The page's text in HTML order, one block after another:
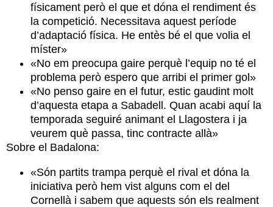
físicament però el que et dóna el rendiment és
la competició. Necessitava aquest període
d’adaptació física. He entès bé el que volia el
míster»
«No em preocupa gaire perquè l’equip no té el
problema però espero que arribi el primer gol»
«No penso gaire en el futur, estic gaudint molt
d’aquesta etapa a Sabadell. Quan acabi aquí la
temporada seguiré animant el Llagostera i ja
veurem què passa, tinc contracte allà»
Sobre el Badalona:
«Són partits trampa perquè el rival et dóna la
iniciativa però hem vist alguns com el del
Cornellà i sabem que aquests són els realment